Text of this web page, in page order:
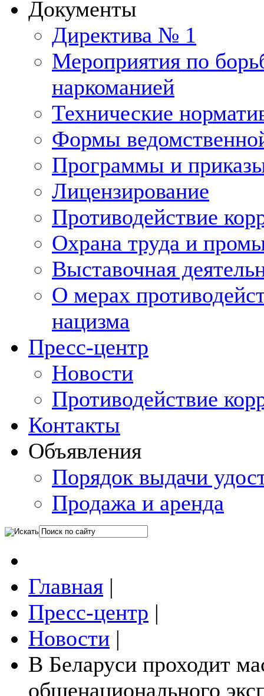
Документы
Директива № 1
Мероприятия по
наркоманией
Технические
Формы
Программы и
Лицензирование
Противодействие
Охрана труда и
Выставочная
О мерах
нацизма
Пресс-центр
Новости
Противодействие
Контакты
Объявления
Порядок выдачи
Продажа и аренда
Главная |
Пресс-центр |
Новости |
В Беларуси проходит
общенационального